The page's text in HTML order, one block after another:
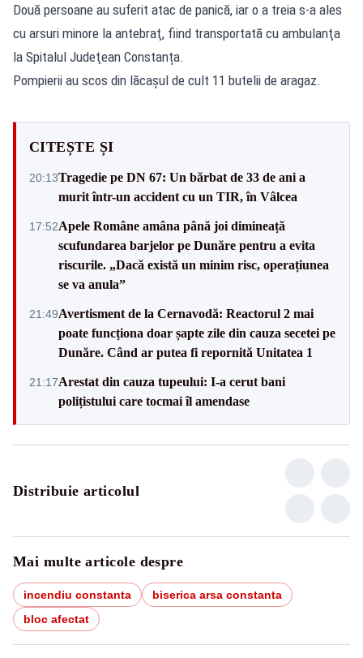
Două persoane au suferit atac de panică, iar o a treia s-a ales
cu arsuri minore la antebraţ, fiind transportată cu ambulanţa
la Spitalul Judeţean Constanța.
Pompierii au scos din lăcaşul de cult 11 butelii de aragaz.
CITEȘTE ȘI
20:13Tragedie pe DN 67: Un bărbat de 33 de ani a
murit într-un accident cu un TIR, în Vâlcea
17:52Apele Române amâna până joi dimineață
scufundarea barjelor pe Dunăre pentru a evita
riscurile. „Dacă există un minim risc, operațiunea
se va anula”
21:49Avertisment de la Cernavodă: Reactorul 2 mai
poate funcționa doar șapte zile din cauza secetei pe
Dunăre. Când ar putea fi repornită Unitatea 1
21:17Arestat din cauza tupeului: I-a cerut bani
polițistului care tocmai îl amendase
Distribuie articolul
Mai multe articole despre
incendiu constanta
biserica arsa constanta
bloc afectat